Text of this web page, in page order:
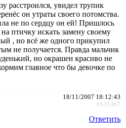
расстроился, увидел трупик
он утраты своего потомства.
не по сердцу он ей! Пришлось
птичку искать замену своему
, но всё же одного прикупил
не получается. Правда мальчик
но окрашен красиво не
главное что бы девочке по
18/11/2007 18:12:43
#531467
Ответить